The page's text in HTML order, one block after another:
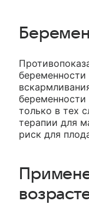
беременности
только в тех
терапии для
риск для